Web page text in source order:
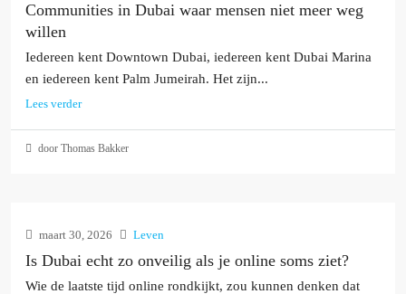
Communities in Dubai waar mensen niet meer weg
willen
Iedereen kent Downtown Dubai, iedereen kent Dubai Marina
en iedereen kent Palm Jumeirah. Het zijn...
Lees verder
door Thomas Bakker
maart 30, 2026 Leven
Is Dubai echt zo onveilig als je online soms ziet?
Wie de laatste tijd online rondkijkt, zou kunnen denken dat